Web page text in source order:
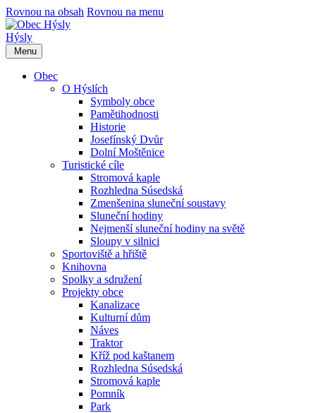
Rovnou na obsah Rovnou na menu
Hýsly
Menu
Obec
O Hýslích
Symboly obce
Pamětihodnosti
Historie
Josefínský Dvůr
Dolní Moštěnice
Turistické cíle
Stromová kaple
Rozhledna Súsedská
Zmenšenina sluneční soustavy
Sluneční hodiny
Nejmenší sluneční hodiny na světě
Sloupy v silnici
Sportoviště a hřiště
Knihovna
Spolky a sdružení
Projekty obce
Kanalizace
Kulturní dům
Náves
Traktor
Kříž pod kaštanem
Rozhledna Súsedská
Stromová kaple
Pomník
Park